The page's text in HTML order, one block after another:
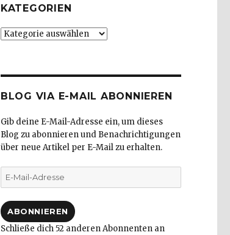
KATEGORIEN
Kategorien
BLOG VIA E-MAIL ABONNIEREN
Gib deine E-Mail-Adresse ein, um dieses
Blog zu abonnieren und Benachrichtigungen
über neue Artikel per E-Mail zu erhalten.
E-
Mail-
ABONNIEREN
Schließe dich 52 anderen Abonnenten an